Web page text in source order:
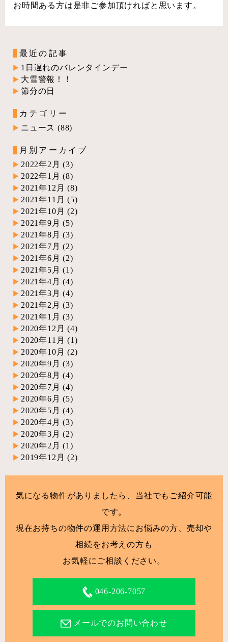
お時間ある方は是非ご参加頂ければと思います。
最近の記事
1日遅れのバレンタインデー
大雪警報！！
節分の日
カテゴリー
ニュース (88)
月別アーカイブ
2022年2月 (3)
2022年1月 (8)
2021年12月 (8)
2021年11月 (5)
2021年10月 (2)
2021年9月 (5)
2021年8月 (3)
2021年7月 (2)
2021年6月 (2)
2021年5月 (1)
2021年4月 (4)
2021年3月 (4)
2021年2月 (3)
2021年1月 (3)
2020年12月 (4)
2020年11月 (1)
2020年10月 (2)
2020年9月 (3)
2020年8月 (4)
2020年7月 (4)
2020年6月 (5)
2020年5月 (4)
2020年4月 (3)
2020年3月 (2)
2020年2月 (1)
2019年12月 (2)
気になる物件がありましたら、当社でもご紹介可能
です。
現在お持ちの物件の運用方法にお悩みの方、売却や
相続をお考えの方も
お気軽にご相談ください。
046-206-7057
メールでのお問い合わせ